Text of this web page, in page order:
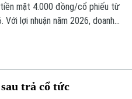
mặt 4.000 đồng/cổ phiếu từ
lợi nhuận năm 2026, doanh
trả cổ tức